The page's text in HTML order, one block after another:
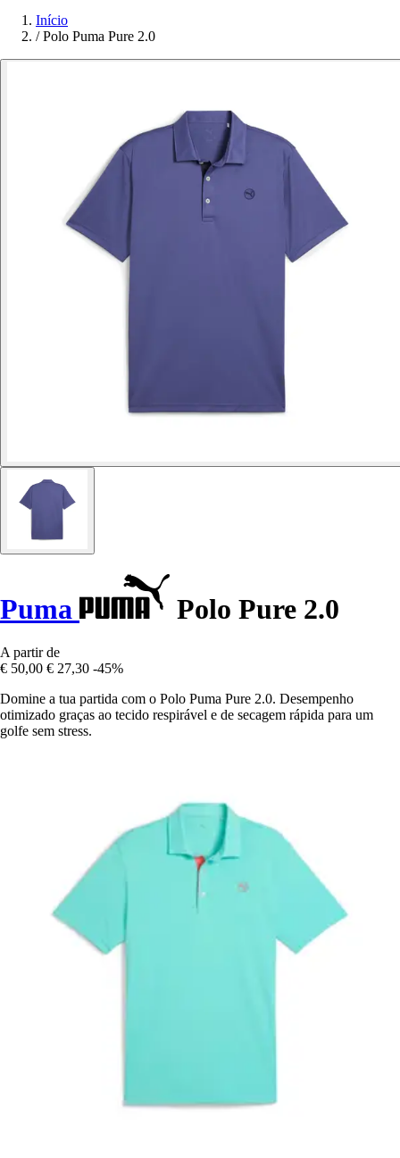
Início
/ Polo Puma Pure 2.0
Puma Polo Pure 2.0
A partir de
€ 50,00 € 27,30 -45%
Domine a tua partida com o Polo Puma Pure 2.0. Desempenho
otimizado graças ao tecido respirável e de secagem rápida para um
golfe sem stress.